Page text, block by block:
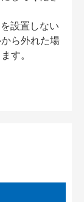
設置しない
ら外れた場
す。